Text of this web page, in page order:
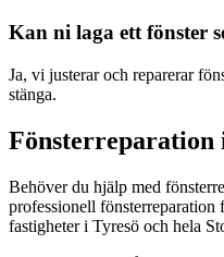
Kan ni laga ett fönster
Ja, vi justerar och reparerar
stänga.
Fönsterreparation
Behöver du hjälp med
professionell fönsterreparation
fastigheteri Tyresö och hela